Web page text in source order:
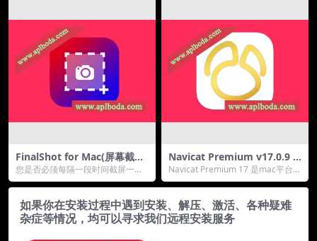
FinalShot for Mac(屏幕截图
软件)v2.4
您是否必须每隔一段时间截屏一
次？然后你会喜欢 FinalShot，因为
你会节省很...
Navicat Premium v17.0.9 f
or Mac(专业的数据库管理工
具)中文汉化版
Navicat Premium 17 是mac平台上
一款连接多种类型数据库进行管...
如果你在安装过程中遇到安装、解压、激活、各种疑难
杂症等情况，均可以寻求我们远程安装服务